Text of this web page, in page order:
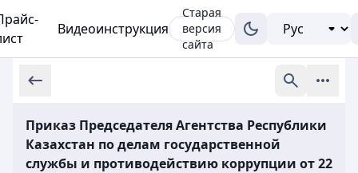
Видеоинструкция
Старая
версия
сайта
Приказ Председателя Агентства Республики
Казахстан по делам государственной
службы и противодействию коррупции от 22